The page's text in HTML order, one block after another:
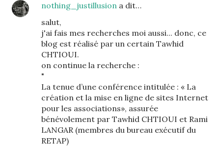
nothing_justillusion a dit…
salut,
j'ai fais mes recherches moi aussi... donc, ce
blog est réalisé par un certain Tawhid
CHTIOUI.
on continue la recherche :
"
La tenue d’une conférence intitulée : « La
création et la mise en ligne de sites Internet
pour les associations», assurée
bénévolement par Tawhid CHTIOUI et Rami
LANGAR (membres du bureau exécutif du
RETAP)